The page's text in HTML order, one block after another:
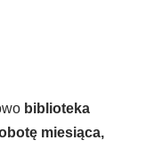
biblioteka
miesiąca,